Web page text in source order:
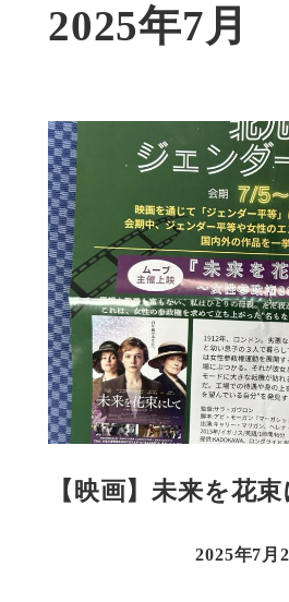
2025年7月
【映画】未来を花
2025年7月